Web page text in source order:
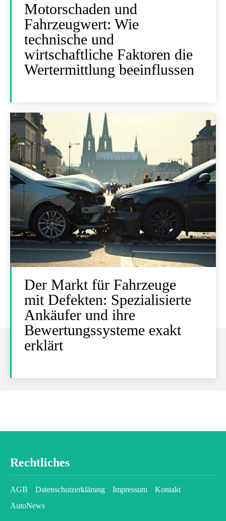
Motorschaden und
Fahrzeugwert: Wie
technische und
wirtschaftliche Faktoren die
Wertermittlung beeinflussen
Der Markt für Fahrzeuge
mit Defekten: Spezialisierte
Ankäufer und ihre
Bewertungssysteme exakt
erklärt
Rechtliches
AGB Datenschutzerklärung Impressum
Kontakt
AutoNews